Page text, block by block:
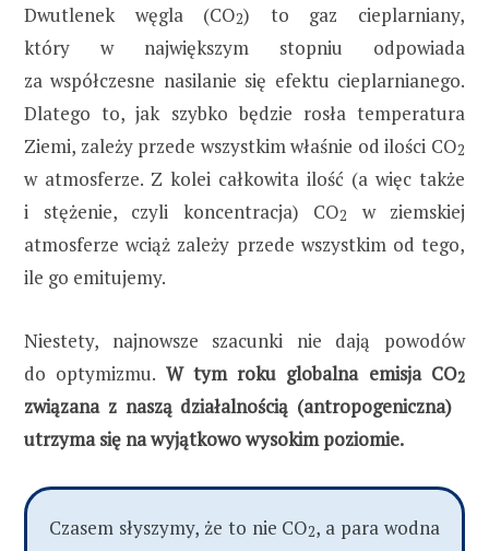
Dwutlenek węgla (CO2) to gaz cieplarniany,
który w największym stopniu odpowiada
za współczesne nasilanie się efektu cieplarnianego.
Dlatego to, jak szybko będzie rosła temperatura
Ziemi, zależy przede wszystkim właśnie od ilości CO2
w atmosferze. Z kolei całkowita ilość (a więc także
i stężenie, czyli koncentracja) CO2
w ziemskiej
atmosferze wciąż zależy przede wszystkim od tego,
ile go emitujemy.
Niestety, najnowsze szacunki nie dają powodów
do optymizmu. W tym roku globalna emisja CO2
związana z naszą działalnością (antropogeniczna)
utrzyma się na wyjątkowo wysokim poziomie.
Czasem słyszymy, że to nie CO2, a para wodna